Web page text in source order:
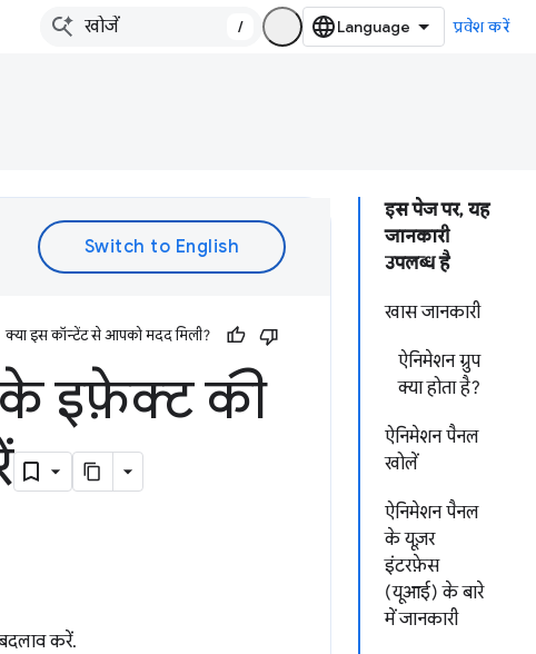
/ प्रवेश करें
इस पेज पर, यह
जानकारी
उपलब्ध है
खास जानकारी
ऐनिमेशन ग्रुप
क्या होता है?
ऐनिमेशन पैनल
खोलें
ऐनिमेशन पैनल
के यूज़र
इंटरफ़ेस
(यूआई) के बारे
में जानकारी
क्या इस कॉन्टेंट से आपको मदद मिली?
के इफ़ेक्ट की
करें.